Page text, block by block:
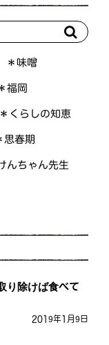
＊味噌
福岡
＊くらしの知恵
思春期
んちゃん先生
り除けば食べて
2019年1月9日